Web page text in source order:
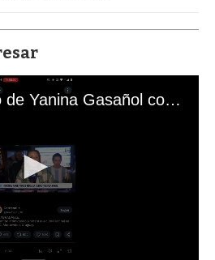
El mal momento de Yanina Gasañol con un hincha argentino en "Subrayado"